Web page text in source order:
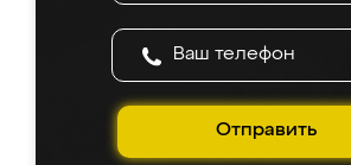
Отправить